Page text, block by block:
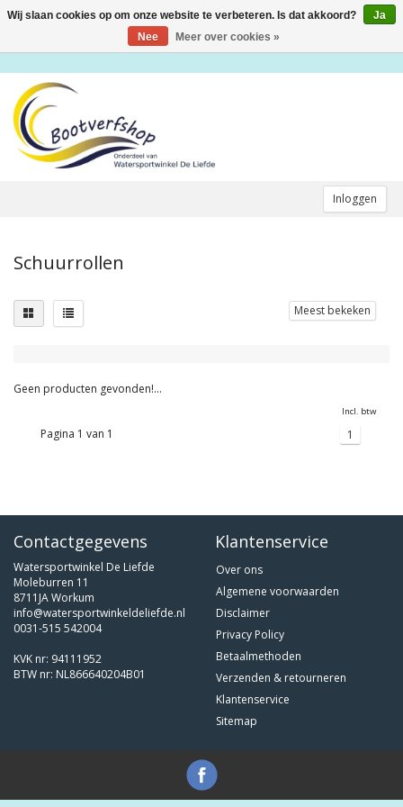
Inloggen
Toggle
Schuurrollen
Meest bekeken
Geen producten gevonden!...
Incl. btw
Pagina 1 van 1 1
Contactgegevens
Watersportwinkel De Liefde
Moleburren 11
8711JA Workum
info@watersportwinkeldeliefde.nl
0031-515 542004
KVK nr: 94111952
BTW nr: NL866640204B01
Klantenservice
Over ons
Algemene voorwaarden
Disclaimer
Privacy Policy
Betaalmethoden
Verzenden & retourneren
Klantenservice
Sitemap
Wij slaan cookies op om onze website te verbeteren. Is dat akkoord?
Ja
Nee
Meer over cookies »